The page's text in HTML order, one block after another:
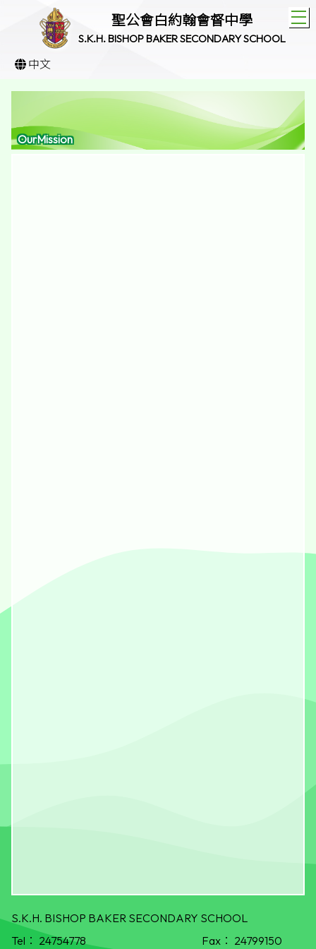
聖公會白約翰會督中學
S.K.H. BISHOP BAKER SECONDARY SCHOOL
中文
OurMission
S.K.H. BISHOP BAKER SECONDARY SCHOOL
Tel： 24754778 Fax： 24799150